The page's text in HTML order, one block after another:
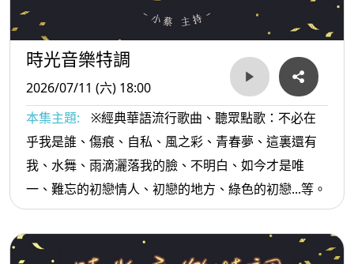
時光音樂特調
2026/07/11 (六) 18:00
本集主題:
※經典華語流行歌曲、聽眾點歌：不必在
乎我是誰、傷痕、自私、風之彩、青春夢、這裏還有
我、水舞、雨滴灑落我的臉、不明白、如今才是唯
一、難忘的初戀情人、初戀的地方、綠色的初戀...等。